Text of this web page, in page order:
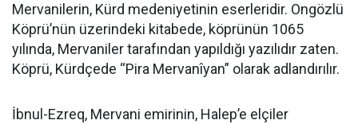
Mervanilerin, Kürd medeniyetinin eserleridir. Ongözlü
Köprü’nün üzerindeki kitabede, köprünün 1065
yılında, Mervaniler tarafından yapıldığı yazılıdır zaten.
Köprü, Kürdçede “Pira Mervanîyan” olarak adlandırılır.
İbnul-Ezreq, Mervani emirinin, Halep’e elçiler